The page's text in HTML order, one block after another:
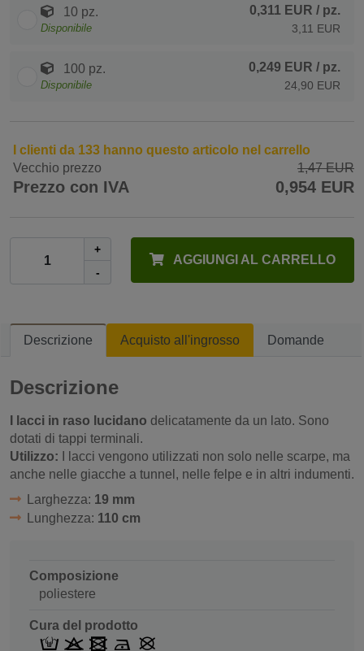
10 pz.
Disponibile
0,311 EUR / pz.
3,11 EUR
100 pz.
Disponibile
0,249 EUR / pz.
24,90 EUR
I clienti da 133 hanno questo articolo nel carrello
Vecchio prezzo
1,47 EUR
Prezzo con IVA 0,954 EUR
+
-
AGGIUNGI AL CARRELLO
Descrizione Acquisto all'ingrosso Domande
Descrizione
I lacci in raso lucidano delicatamente da un lato. Sono
dotati di tappi terminali.
Utilizzo: I lacci vengono utilizzati non solo nelle scarpe, ma
anche nelle giacche a tunnel, nelle felpe e in altri indumenti.
Larghezza: 19 mm
Lunghezza: 110 cm
Composizione
poliestere
Cura del prodotto